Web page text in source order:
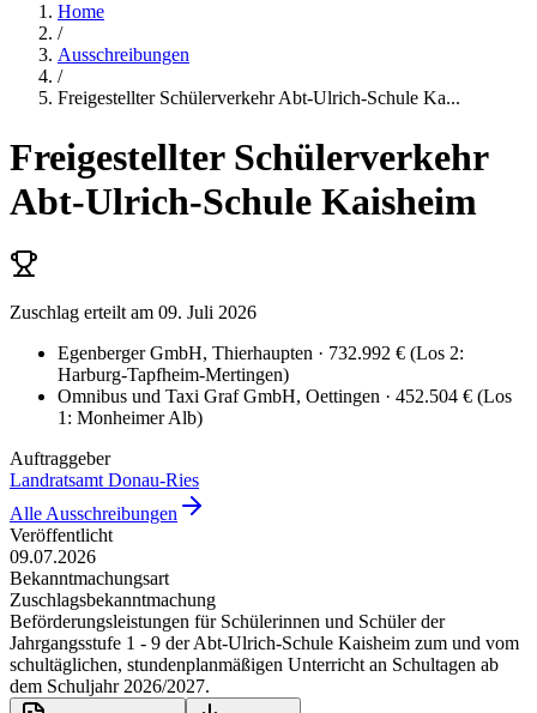
Home
/
Ausschreibungen
/
Freigestellter Schülerverkehr Abt-Ulrich-Schule Ka...
Freigestellter Schülerverkehr
Abt-Ulrich-Schule Kaisheim
Zuschlag erteilt am 09. Juli 2026
Egenberger GmbH, Thierhaupten · 732.992 € (Los 2:
Harburg-Tapfheim-Mertingen)
Omnibus und Taxi Graf GmbH, Oettingen · 452.504 € (Los
1: Monheimer Alb)
Auftraggeber
Landratsamt Donau-Ries
Alle Ausschreibungen
Veröffentlicht
09.07.2026
Bekanntmachungsart
Zuschlagsbekanntmachung
Beförderungsleistungen für Schülerinnen und Schüler der
Jahrgangsstufe 1 - 9 der Abt-Ulrich-Schule Kaisheim zum und vom
schultäglichen, stundenplanmäßigen Unterricht an Schultagen ab
dem Schuljahr 2026/2027.